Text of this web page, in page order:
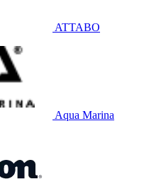
ATTABO
Aqua Marina